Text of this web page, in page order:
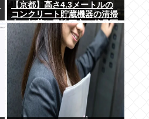
【京都】高さ4.3メートルの
コンクリート貯蔵機器の清掃
中に転落し男性死亡、伏見区
の工場